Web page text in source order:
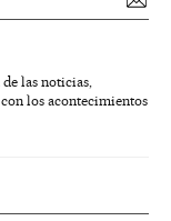
las noticias,
los acontecimientos